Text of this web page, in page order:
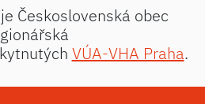
Československá obec
VÚA-VHA Praha.